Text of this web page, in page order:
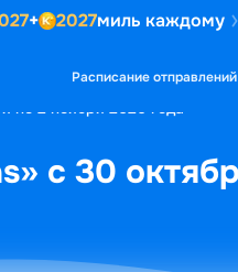
+ 2027миль каждому
Расписание отправлений
по 2 ноября 2026 года
с 30